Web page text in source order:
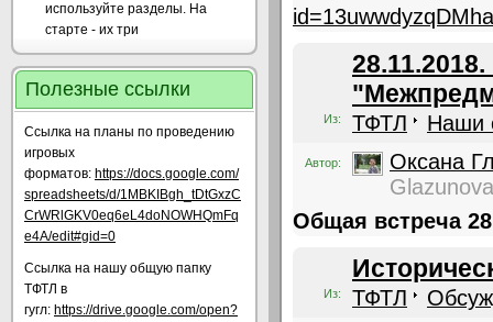
используйте разделы. На
старте - их три
Полезные ссылки
Ссылка на планы по проведению
игровых
форматов: https://docs.google.com/
spreadsheets/d/1MBKIBgh_tDtGxzC
CrWRlGKV0eq6eL4doNOWHQmFq
e4A/edit#gid=0
Ссылка на нашу общую папку
ТФТЛ в
гугл: https://drive.google.com/open?
Из: ТФТЛ Наши
Автор:
Оксана
Общая встреча
Из: ТФТЛ